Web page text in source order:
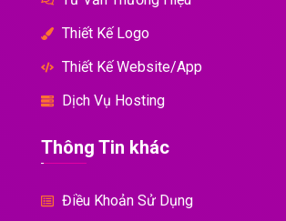
Thiết Kế Logo
Thiết Kế Website/App
Dịch Vụ Hosting
Thông Tin khác
Điều Khoản Sử Dụng